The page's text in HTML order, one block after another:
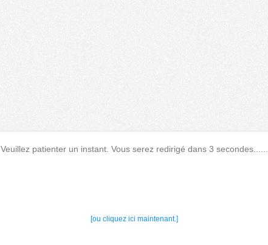
Veuillez patienter un instant. Vous serez redirigé dans 3 secondes......
[ou cliquez ici maintenant.]